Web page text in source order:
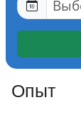
Опыт